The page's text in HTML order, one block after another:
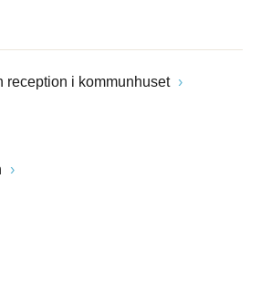
reception i kommunhuset